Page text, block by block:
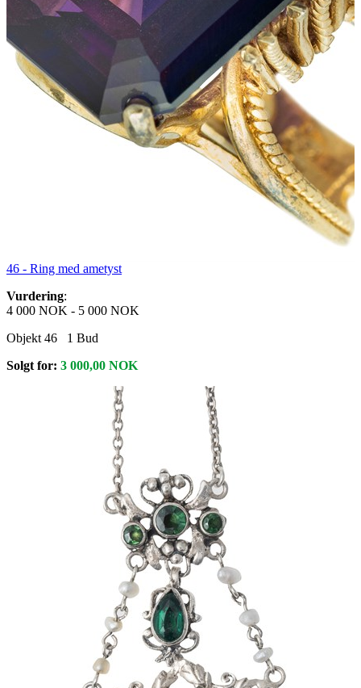
46 - Ring med ametyst
Vurdering:
4 000 NOK - 5 000 NOK
Objekt 46
1 Bud
Solgt for: 3 000,00 NOK